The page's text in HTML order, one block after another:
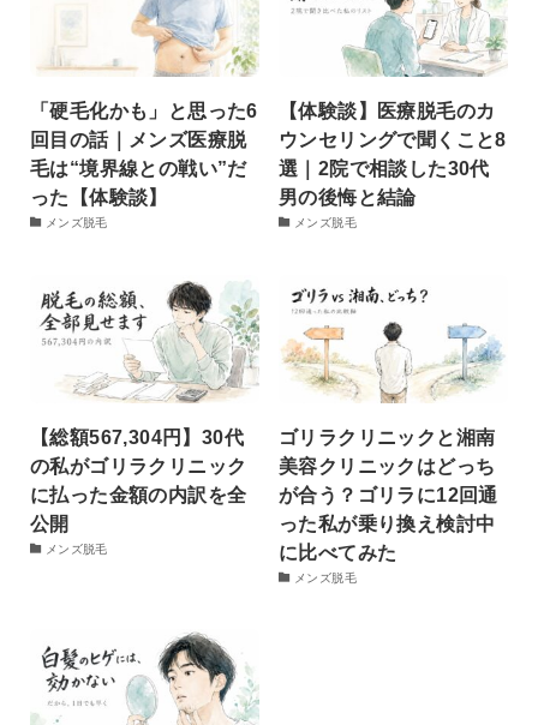
「硬毛化かも」と思った6
回目の話｜メンズ医療脱
毛は“境界線との戦い”だ
った【体験談】
メンズ脱毛
【体験談】医療脱毛のカ
ウンセリングで聞くこと8
選｜2院で相談した30代
男の後悔と結論
メンズ脱毛
【総額567,304円】30代
の私がゴリラクリニック
に払った金額の内訳を全
公開
メンズ脱毛
ゴリラクリニックと湘南
美容クリニックはどっち
が合う？ゴリラに12回通
った私が乗り換え検討中
に比べてみた
メンズ脱毛